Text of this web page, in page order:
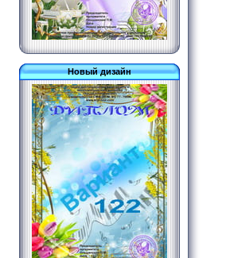
Новый дизайн